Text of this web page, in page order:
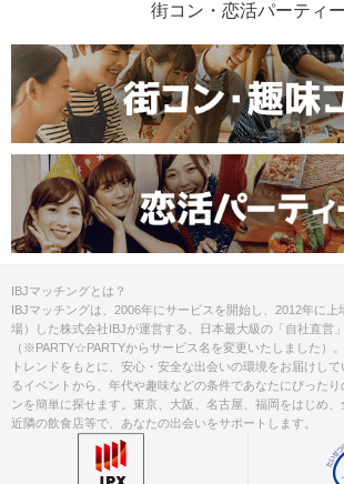
街コン・恋活パーティー
IBJマッチングとは？
IBJマッチングは、2006年にサービスを開始し、2012年に上
場）した株式会社IBJが運営する、日本最大級の「自社直営
（※PARTY☆PARTYからサービス名を変更いたしました）
トレンドをもとに、安心・安全な出会いの環境をお届けし
るイベントから、年代や趣味などの条件であなたにぴった
ンを簡単に探せます。東京、大阪、名古屋、福岡をはじめ
近隣の飲食店等で、あなたの出会いをサポートします。